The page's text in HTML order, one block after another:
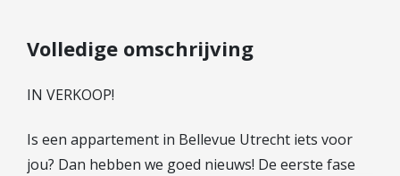
Starterslening
Banken
Reviews
Volledige omschrijving
IN VERKOOP!
Is een appartement in Bellevue Utrecht iets voor
jou? Dan hebben we goed nieuws! De eerste fase